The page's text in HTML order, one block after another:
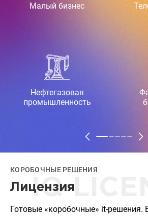
Транспорт
Агробизнес
IQ
КОРОБОЧНЫЕ РЕШЕНИЯ
Лицензия
Готовые «коробочные» it-решения.